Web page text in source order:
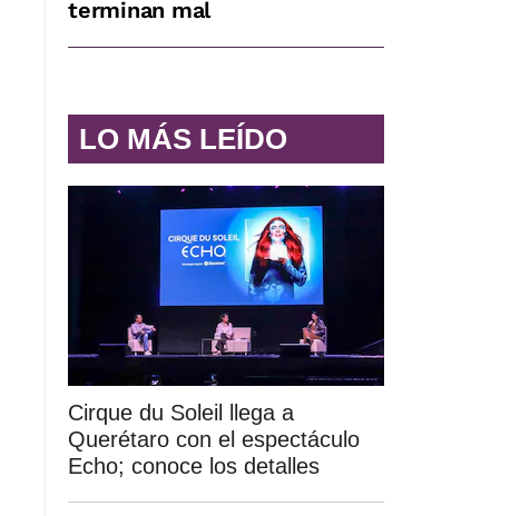
terminan mal
LO MÁS LEÍDO
Cirque du Soleil llega a
Querétaro con el espectáculo
Echo; conoce los detalles